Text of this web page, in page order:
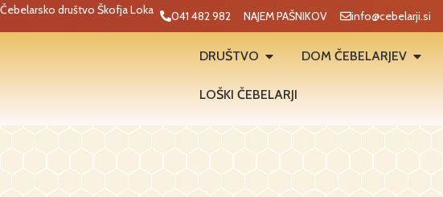
Čebelarsko društvo Škofja Loka 041 482 982 NAJEM PAŠNIKOV info@cebelarji.si
DRUŠTVO DOM ČEBELARJEV
LOŠKI ČEBELARJI